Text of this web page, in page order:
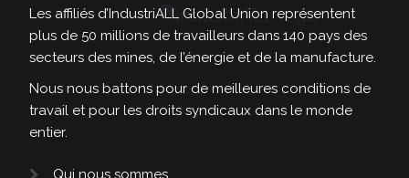
Les affiliés d’IndustriALL Global Union représentent
plus de 50 millions de travailleurs dans 140 pays des
secteurs des mines, de l’énergie et de la manufacture.
Nous nous battons pour de meilleures conditions de
travail et pour les droits syndicaux dans le monde
entier.
Qui nous sommes